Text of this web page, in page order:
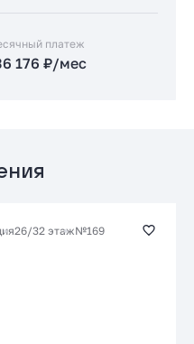
платеж
176 ₽/мес
26/32 этаж№169